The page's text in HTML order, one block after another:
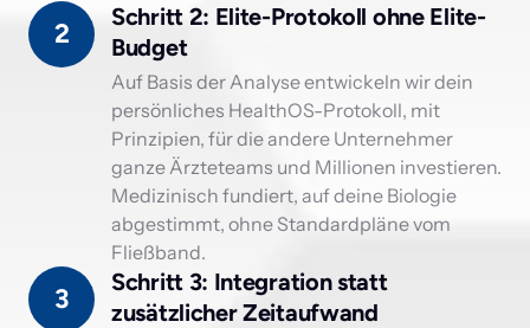
2
Schritt 2: Elite-Protokoll ohne Elite-
Budget
Auf Basis der Analyse entwickeln wir dein
persönliches HealthOS-Protokoll, mit
Prinzipien, für die andere Unternehmer
ganze Ärzteteams und Millionen investieren.
Medizinisch fundiert, auf deine Biologie
abgestimmt, ohne Standardpläne vom
Fließband.
3
Schritt 3: Integration statt
zusätzlicher Zeitaufwand